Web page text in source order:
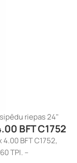
riepas 24"
BFT C1752
BFT C1752,
TPI. –